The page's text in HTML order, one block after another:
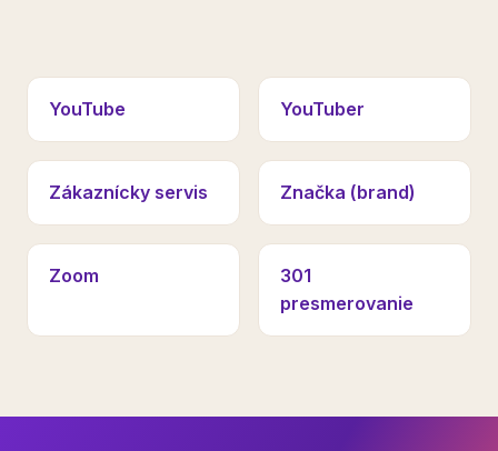
YouTube YouTuber
Zákaznícky servis Značka (brand)
Zoom
301
presmerovanie